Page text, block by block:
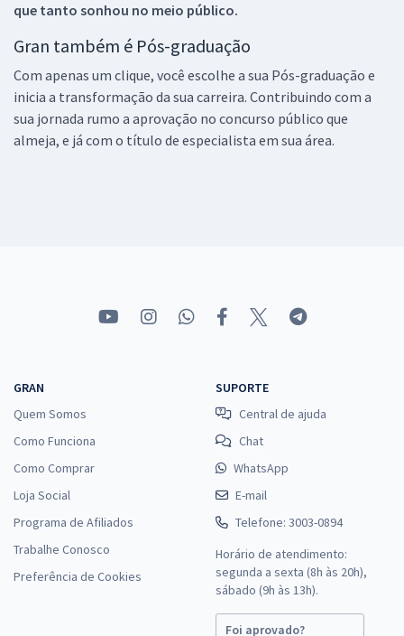
que tanto sonhou no meio público.
Gran também é Pós-graduação
Com apenas um clique, você escolhe a sua Pós-graduação e
inicia a transformação da sua carreira. Contribuindo com a
sua jornada rumo a aprovação no concurso público que
almeja, e já com o título de especialista em sua área.
GRAN
Quem Somos
Como Funciona
Como Comprar
Loja Social
Programa de Afiliados
Trabalhe Conosco
Preferência de Cookies
SUPORTE
Central de ajuda
Chat
WhatsApp
E-mail
Telefone: 3003-0894
Horário de atendimento:
segunda a sexta (8h às 20h),
sábado (9h às 13h).
Foi aprovado?